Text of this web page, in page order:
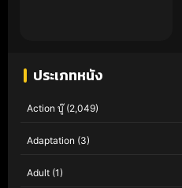
ประเภทหนัง
Action บู๊(2,049)
Adaptation (3)
Adult (1)